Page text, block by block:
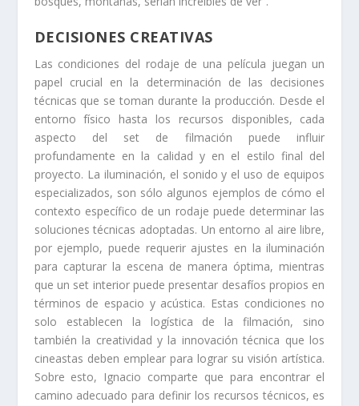
DECISIONES CREATIVAS
Las condiciones del rodaje de una película juegan un
papel crucial en la determinación de las decisiones
técnicas que se toman durante la producción. Desde el
entorno físico hasta los recursos disponibles, cada
aspecto del set de filmación puede influir
profundamente en la calidad y en el estilo final del
proyecto. La iluminación, el sonido y el uso de equipos
especializados, son sólo algunos ejemplos de cómo el
contexto específico de un rodaje puede determinar las
soluciones técnicas adoptadas. Un entorno al aire libre,
por ejemplo, puede requerir ajustes en la iluminación
para capturar la escena de manera óptima, mientras
que un set interior puede presentar desafíos propios en
términos de espacio y acústica. Estas condiciones no
solo establecen la logística de la filmación, sino
también la creatividad y la innovación técnica que los
cineastas deben emplear para lograr su visión artística.
Sobre esto, Ignacio comparte que para encontrar el
camino adecuado para definir los recursos técnicos, es